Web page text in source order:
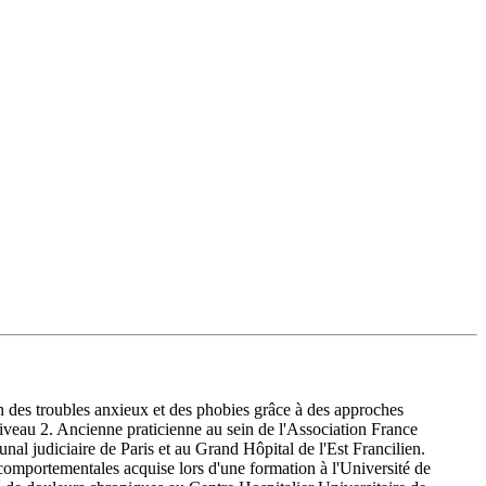
troubles anxieux et des phobies grâce à des approches
2. Ancienne praticienne au sein de l'Association France
judiciaire de Paris et au Grand Hôpital de l'Est Francilien.
acquise lors d'une formation à l'Université de